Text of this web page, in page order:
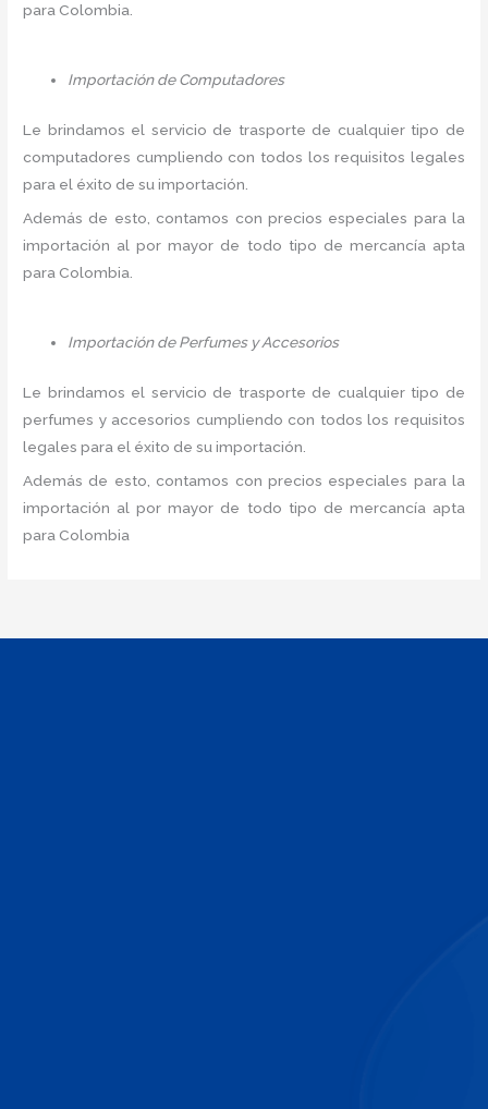
para Colombia.
Importación de Computadores
Le brindamos el servicio de trasporte de cualquier tipo de
computadores cumpliendo con todos los requisitos legales
para el éxito de su importación.
Además de esto, contamos con precios especiales para la
importación al por mayor de todo tipo de mercancía apta
para Colombia.
Importación de Perfumes y Accesorios
Le brindamos el servicio de trasporte de cualquier tipo de
perfumes y accesorios cumpliendo con todos los requisitos
legales para el éxito de su importación.
Además de esto, contamos con precios especiales para la
importación al por mayor de todo tipo de mercancía apta
para Colombia